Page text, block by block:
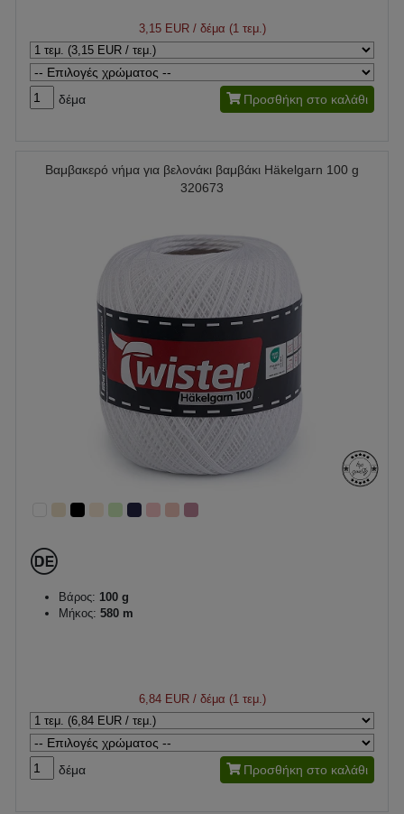
3,15 EUR/ δέμα (1 τεμ.)
δέμα Προσθήκη στο καλάθι
Βαμβακερό νήμα για βελονάκι βαμβάκι Häkelgarn 100 g
320673
Βάρος: 100 g
Μήκος: 580 m
6,84 EUR/ δέμα (1 τεμ.)
δέμα Προσθήκη στο καλάθι